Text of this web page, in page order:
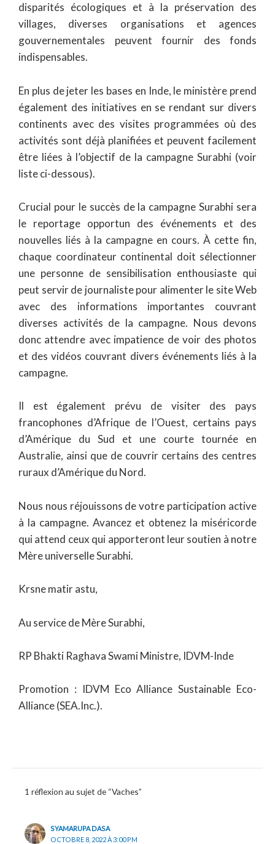
disparités écologiques et à la préservation des
villages, diverses organisations et agences
gouvernementales peuvent fournir des fonds
indispensables.
En plus de jeter les bases en Inde, le ministère prend
également des initiatives en se rendant sur divers
continents avec des visites programmées où des
activités sont déjà planifiées et peuvent facilement
être liées à l’objectif de la campagne Surabhi (voir
liste ci-dessous).
Crucial pour le succès de la campagne Surabhi sera
le reportage opportun des événements et des
nouvelles liés à la campagne en cours. À cette fin,
chaque coordinateur continental doit sélectionner
une personne de sensibilisation enthousiaste qui
peut servir de journaliste pour alimenter le site Web
avec des informations importantes couvrant
diverses activités de la campagne. Nous devons
donc attendre avec impatience de voir des photos
et des vidéos couvrant divers événements liés à la
campagne.
Il est également prévu de visiter des pays
francophones d’Afrique de l’Ouest, certains pays
d’Amérique du Sud et une courte tournée en
Australie, ainsi que de couvrir certains des centres
ruraux d’Amérique du Nord.
Nous nous réjouissons de votre participation active
à la campagne. Avancez et obtenez la miséricorde
qui attend ceux qui apporteront leur soutien à notre
Mère universelle Surabhi.
Krsne matir astu,
Au service de Mère Surabhi,
RP Bhakti Raghava Swami Ministre, IDVM-Inde
Promotion : IDVM Eco Alliance Sustainable Eco-
Alliance (SEA.Inc.).
1 réflexion au sujet de “Vaches”
SYAMARUPA DASA
OCTOBRE 8, 2022 À 3:00 PM